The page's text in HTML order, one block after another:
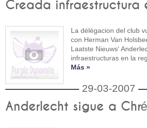
Creada infraestructura
La délégacion del club
con Herman Van
Laatste Nieuws'
infraestructuras en la
Más »
29-03-2007
Anderlecht sigue a